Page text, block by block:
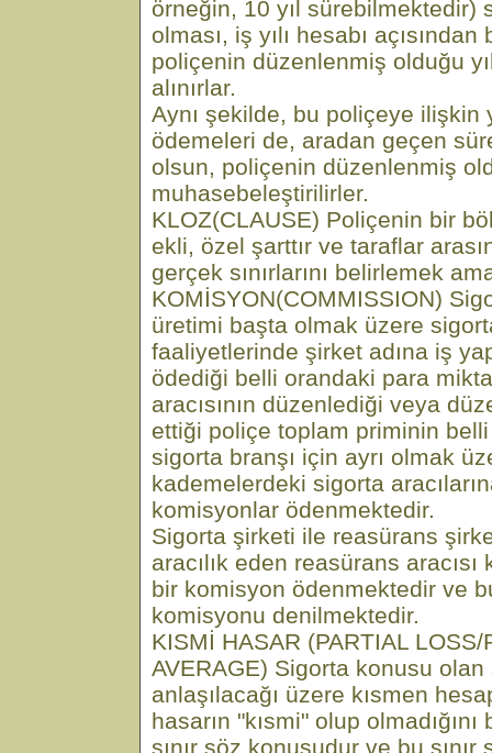
örneğin, 10 yıl sürebilmektedir)
olması, iş yılı hesabı
poliçenin düzenlenmiş olduğu
alınırlar.
Aynı şekilde, bu poliçeye ilişkin
ödemeleri de, aradan geçen
olsun, poliçenin düzenlenmiş
muhasebeleştirilirler.
KLOZ(CLAUSE) Poliçenin bir
ekli, özel şarttır ve taraflar
gerçek sınırlarını belirlemek
KOMİSYON(COMMISSION)
üretimi başta olmak üzere
faaliyetlerinde şirket adına iş
ödediği belli orandaki para
aracısının düzenlediği veya
ettiği poliçe toplam priminin
sigorta branşı için ayrı olmak
kademelerdeki sigorta
komisyonlar ödenmektedir.
Sigorta şirketi ile reasürans
aracılık eden reasürans
bir komisyon ödenmektedir ve
komisyonu denilmektedir.
KISMİ HASAR (PARTIAL LOSS/
AVERAGE) Sigorta konusu olan
anlaşılacağı üzere kısmen
hasarın "kısmi" olup
sınır söz konusudur ve bu sınır